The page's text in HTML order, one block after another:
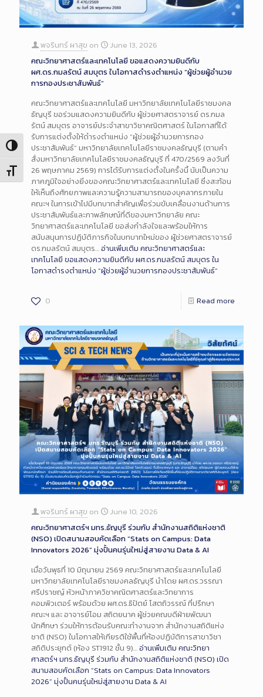
Toggle High Contrast
Toggle Font size
พจรินทร์ ผาสุข on
June 13, 2026
คณะวิทยาศาสตร์และเทคโนโลยี ขอแสดงความยินดีกับ
ผศ.ดร.กมลรัตน์ สมบุตร ในโอกาสดำรงตำแหน่ง “ผู้ช่วยผู้อำนวย
การกองประชาสัมพันธ์”
คณะวิทยาศาสตร์และเทคโนโลยี มหาวิทยาลัยเทคโนโลยีราชมงคล
ธัญบุรี ขอร่วมแสดงความยินดีกับ ผู้ช่วยศาสตราจารย์ ดร.กมล
รัตน์ สมบุตร อาจารย์ประจำสาขาวิชาคณิตศาสตร์ ในโอกาสที่ได้
รับการแต่งตั้งให้ดำรงตำแหน่ง “ผู้ช่วยผู้อำนวยการกอง
ประชาสัมพันธ์” มหาวิทยาลัยเทคโนโลยีราชมงคลธัญบุรี (ตามคำ
สั่งมหาวิทยาลัยเทคโนโลยีราชมงคลธัญบุรี ที่ 470/2569 ลงวันที่
26 พฤษภาคม 2569) การได้รับการแต่งตั้งในครั้งนี้ นับเป็นความ
ภาคภูมิใจอย่างยิ่งของคณะวิทยาศาสตร์และเทคโนโลยี ซึ่งสะท้อน
ให้เห็นถึงศักยภาพและความรู้ความสามารถของบุคลากรภายใน
คณะฯ ในการเข้าไปมีบทบาทสำคัญเพื่อร่วมขับเคลื่อนงานด้านการ
ประชาสัมพันธ์และภาพลักษณ์ที่ดีของมหาวิทยาลัย คณะ
วิทยาศาสตร์และเทคโนโลยี ขอส่งกำลังใจและพร้อมให้การ
สนับสนุนการปฏิบัติภารกิจในบทบาทใหม่ของ ผู้ช่วยศาสตราจารย์
ดร.กมลรัตน์ สมบุตร…อ่านเพิ่มเติม คณะวิทยาศาสตร์และ
เทคโนโลยี ขอแสดงความยินดีกับ ผศ.ดร.กมลรัตน์ สมบุตร ใน
โอกาสดำรงตำแหน่ง “ผู้ช่วยผู้อำนวยการกองประชาสัมพันธ์”
0 Read more
พจรินทร์ ผาสุข on
June 10, 2026
คณะวิทยาศาสตร์ฯ มทร.ธัญบุรี ร่วมกับ สำนักงานสถิติแห่งชาติ
(NSO) เปิดสนามสอบคัดเลือก “Stats on Campus: Data
Innovators 2026” มุ่งปั้นคนรุ่นใหม่สู่สายงาน Data & AI
เมื่อวันพุธที่ 10 มิถุนายน 2569 คณะวิทยาศาสตร์และเทคโนโลยี
มหาวิทยาลัยเทคโนโลยีราชมงคลธัญบุรี นำโดย ผศ.ดร.วรรณา
ศรีปราชญ์ หัวหน้าภาควิชาคณิตศาสตร์และวิทยาการ
คอมพิวเตอร์ พร้อมด้วย ผศ.ดร.ธิปัตย์ โสตถิวรรณ์ ที่ปรึกษา
คณะฯ และ อาจารย์โอม สถิตยนาค ผู้ช่วยคณบดีฝ่ายพัฒนา
นักศึกษา ร่วมให้การต้อนรับคณะทำงานจาก สำนักงานสถิติแห่ง
ชาติ (NSO) ในโอกาสให้เกียรติใช้พื้นที่ห้องปฏิบัติการสาขาวิชา
สถิติประยุกต์ (ห้อง ST1912 ชั้น 9)…อ่านเพิ่มเติม คณะวิทยา
ศาสตร์ฯ มทร.ธัญบุรี ร่วมกับ สำนักงานสถิติแห่งชาติ (NSO) เปิด
สนามสอบคัดเลือก “Stats on Campus: Data Innovators
2026” มุ่งปั้นคนรุ่นใหม่สู่สายงาน Data & AI